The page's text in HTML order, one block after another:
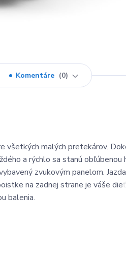
Komentáre 0
malých pretekárov.
a rýchlo sa stanú obľúbenou
zvukovým panelom.
na zadnej strane je váše
balenia.